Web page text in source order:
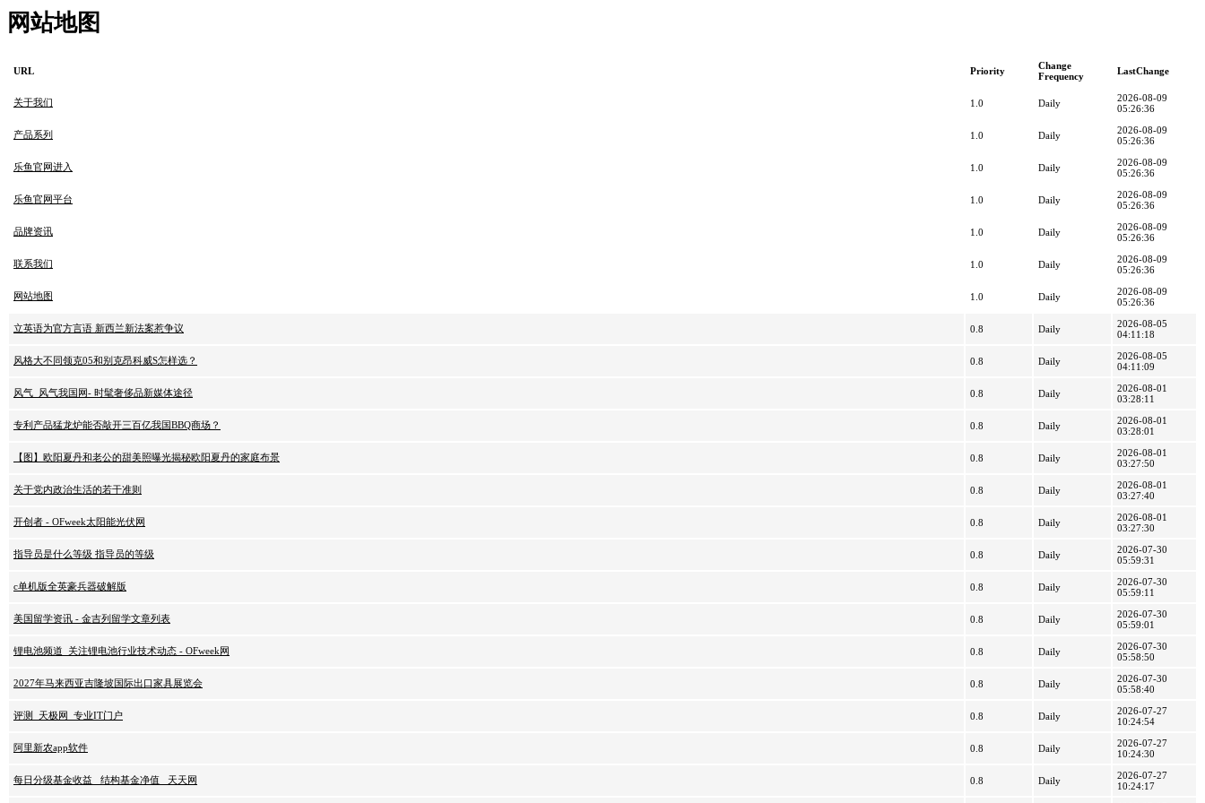
网站地图
URL Priority
Change
Frequency
LastChange
关于我们 1.0 Daily
2026-08-09
05:26:36
产品系列 1.0 Daily
2026-08-09
05:26:36
乐鱼官网进入 1.0 Daily
2026-08-09
05:26:36
乐鱼官网平台 1.0 Daily
2026-08-09
05:26:36
品牌资讯 1.0 Daily
2026-08-09
05:26:36
联系我们 1.0 Daily
2026-08-09
05:26:36
网站地图 1.0 Daily
2026-08-09
05:26:36
立英语为官方言语 新西兰新法案惹争议 0.8 Daily
2026-08-05
04:11:18
风格大不同领克05和别克昂科威S怎样选？ 0.8 Daily
2026-08-05
04:11:09
风气_风气我国网- 时髦奢侈品新媒体途径 0.8 Daily
2026-08-01
03:28:11
专利产品猛龙炉能否敲开三百亿我国BBQ商场？ 0.8 Daily
2026-08-01
03:28:01
【图】欧阳夏丹和老公的甜美照曝光揭秘欧阳夏丹的家庭布景 0.8 Daily
2026-08-01
03:27:50
关于党内政治生活的若干准则 0.8 Daily
2026-08-01
03:27:40
开创者 - OFweek太阳能光伏网 0.8 Daily
2026-08-01
03:27:30
指导员是什么等级 指导员的等级 0.8 Daily
2026-07-30
05:59:31
c单机版全英豪兵器破解版 0.8 Daily
2026-07-30
05:59:11
美国留学资讯 - 金吉列留学文章列表 0.8 Daily
2026-07-30
05:59:01
锂电池频道_关注锂电池行业技术动态 - OFweek网 0.8 Daily
2026-07-30
05:58:50
2027年马来西亚吉隆坡国际出口家具展览会 0.8 Daily
2026-07-30
05:58:40
评测_天极网_专业IT门户 0.8 Daily
2026-07-27
10:24:54
阿里新农app软件 0.8 Daily
2026-07-27
10:24:30
每日分级基金收益 _结构基金净值_ 天天网 0.8 Daily
2026-07-27
10:24:17